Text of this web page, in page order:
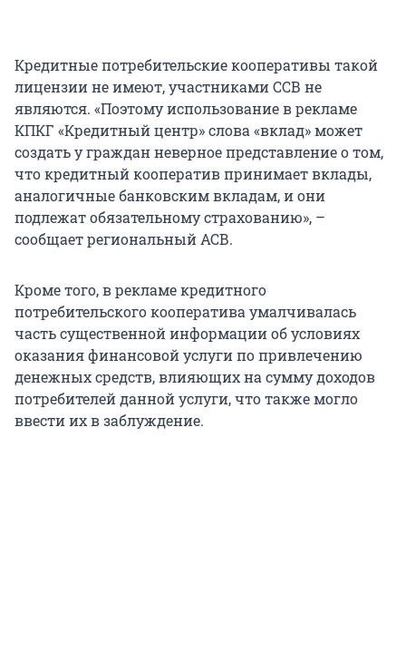
Кредитные потребительские кооперативы такой
лицензии не имеют, участниками ССВ не
являются. «Поэтому использование в рекламе
КПКГ «Кредитный центр» слова «вклад» может
создать у граждан неверное представление о том,
что кредитный кооператив принимает вклады,
аналогичные банковским вкладам, и они
подлежат обязательному страхованию», –
сообщает региональный АСВ.
Кроме того, в рекламе кредитного
потребительского кооператива умалчивалась
часть существенной информации об условиях
оказания финансовой услуги по привлечению
денежных средств, влияющих на сумму доходов
потребителей данной услуги, что также могло
ввести их в заблуждение.